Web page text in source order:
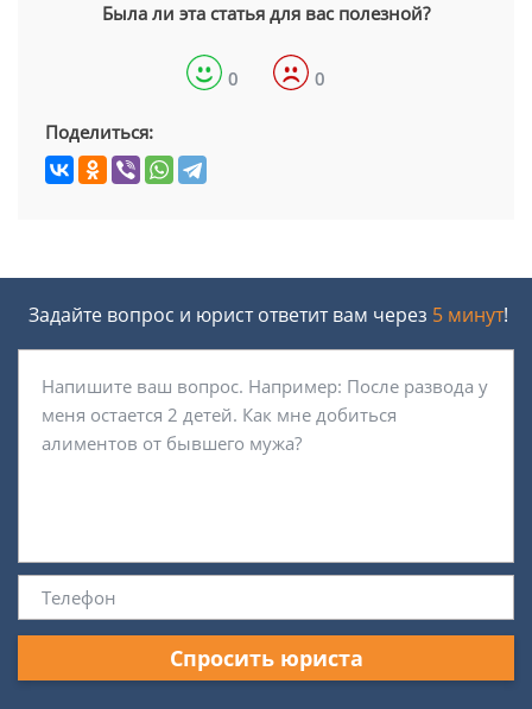
Была ли эта статья для вас полезной?
0 0
Поделиться:
Задайте вопрос и юрист ответит вам через 5 минут!
Спросить юриста